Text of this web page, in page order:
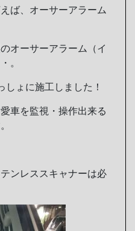
ば、オーサーアラーム
オーサーアラーム（イ
。
ょに施工しました！
車を監視・操作出来る
ンレススキャナーは必